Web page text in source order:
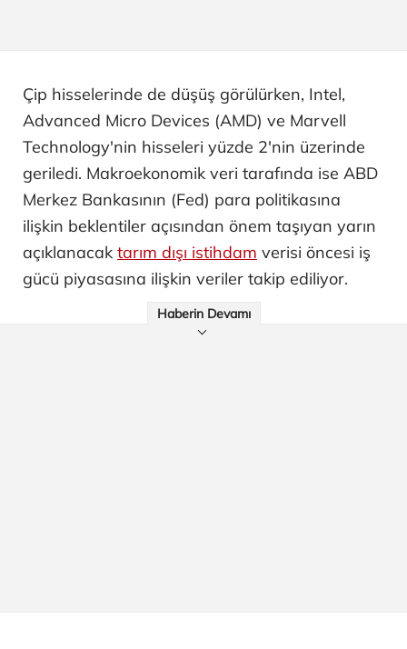
Çip hisselerinde de düşüş görülürken, Intel,
Advanced Micro Devices (AMD) ve Marvell
Technology'nin hisseleri yüzde 2'nin üzerinde
geriledi. Makroekonomik veri tarafında ise ABD
Merkez Bankasının (Fed) para politikasına
ilişkin beklentiler açısından önem taşıyan yarın
açıklanacak tarım dışı istihdam verisi öncesi iş
gücü piyasasına ilişkin veriler takip ediliyor.
Haberin Devamı